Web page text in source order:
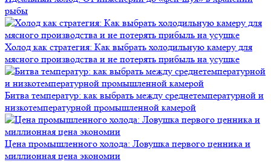
рыбы
Холод как стратегия: Как выбрать холодильную камеру для
мясного производства и не потерять прибыль на усушке
Битва температур: как выбрать между среднетемпературной и
низкотемпературной промышленной камерой
Цена промышленного холода: Ловушка первого ценника и
миллионная цена экономии